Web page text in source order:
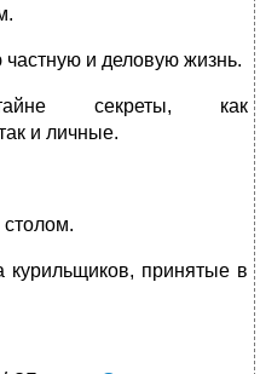
и деловую жизнь.
секреты, как
и личные.
курильщиков, принятые в